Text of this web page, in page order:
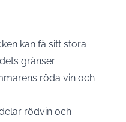
kan få sitt stora
gränser.
röda vin och
rödvin och